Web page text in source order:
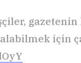
gazetenin
için